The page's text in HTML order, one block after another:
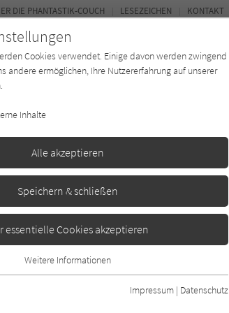
Autor*in Magazin
DIE PHANTASTIK-COUCH LESEZEICHEN KONTAKT
Cookies verwendet. Einige davon werden zwingend
andere ermöglichen, Ihre Nutzererfahrung auf unserer
Inhalte
Alle akzeptieren
Speichern & schließen
essentielle Cookies akzeptieren
für grundlegende Funktionen der Webseite
dass die Webseite einwandfrei
Weitere Informationen
Impressum | Datenschutz